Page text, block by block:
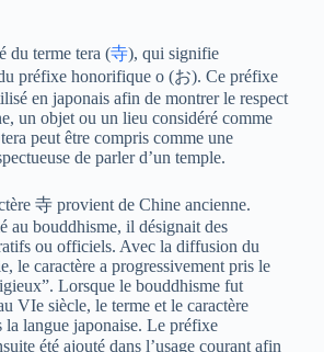
du terme tera (寺), qui signifie
préfixe honorifique o (お). Ce préfixe
en japonais afin de montrer le respect
un objet ou un lieu considéré comme
peut être compris comme une
de parler d’un temple.
寺 provient de Chine ancienne.
au bouddhisme, il désignait des
ou officiels. Avec la diffusion du
le caractère a progressivement pris le
Lorsque le bouddhisme fut
VIe siècle, le terme et le caractère
la langue japonaise. Le préfixe
été ajouté dans l’usage courant afin